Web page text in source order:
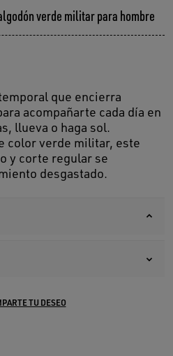
verde militar para hombre
que encierra
acompañarte cada día en
llueva o haga sol.
color verde militar, este
y corte regular se
desgastado.
TU DESEO